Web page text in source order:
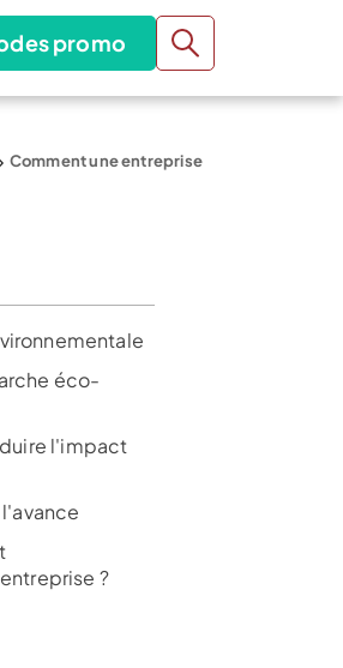
promo
Comment une entreprise
éco-
l'impact
?